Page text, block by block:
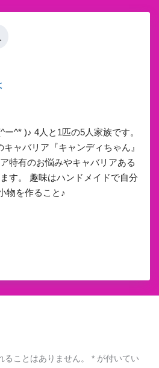
^* )♪ 4人と1匹の5人家族です。
ャバリア『キャンディちゃん』
特有のお悩みやキャバリアある
す。 趣味はハンドメイドで自分
物を作ること♪
ことはありません。 * が付いてい